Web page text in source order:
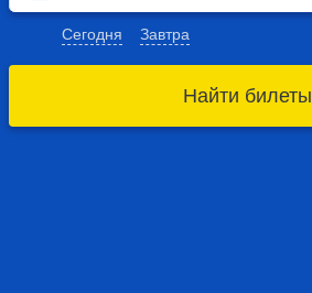
Сегодня Завтра
Найти билеты